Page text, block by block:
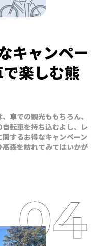
キャンペー
楽しむ熊
車での観光ももちろん、
転車を持ち込むよし、レ
するお得なキャンペーン
森を訪れてみてはいかが